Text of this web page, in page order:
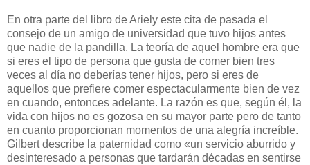
En otra parte del libro de Ariely este cita de pasada el
consejo de un amigo de universidad que tuvo hijos antes
que nadie de la pandilla. La teoría de aquel hombre era que
si eres el tipo de persona que gusta de comer bien tres
veces al día no deberías tener hijos, pero si eres de
aquellos que prefiere comer espectacularmente bien de vez
en cuando, entonces adelante. La razón es que, según él, la
vida con hijos no es gozosa en su mayor parte pero de tanto
en cuanto proporcionan momentos de una alegría increíble.
Gilbert describe la paternidad como «un servicio aburrido y
desinteresado a personas que tardarán décadas en sentirse